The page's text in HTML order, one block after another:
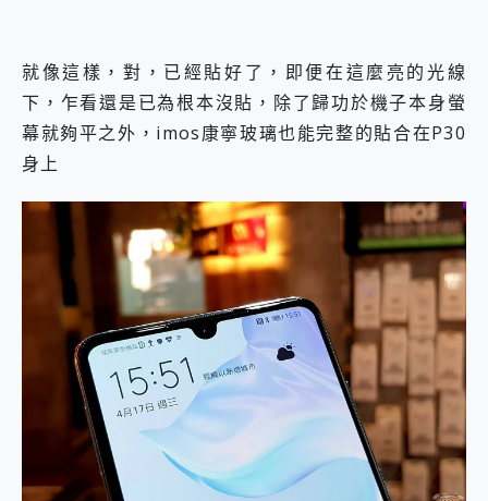
就像這樣，對，已經貼好了，即便在這麼亮的光線
下，乍看還是已為根本沒貼，除了歸功於機子本身螢
幕就夠平之外，imos康寧玻璃也能完整的貼合在P30
身上